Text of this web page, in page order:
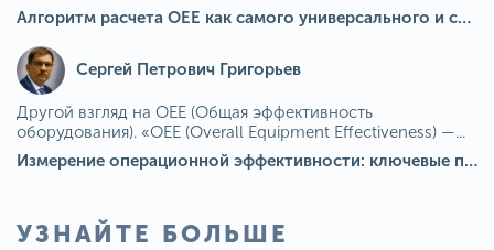
Алгоритм расчета ОЕЕ как самого универсального и современного показателя эффективности оборудования в мире
Сергей Петрович Григорьев
Другой взгляд на OEE (Общая эффективность
оборудования). «OEE (Overall Equipment Effectiveness) —...
Измерение операционной эффективности: ключевые показатели для непрерывного совершенствования
УЗНАЙТЕ БОЛЬШЕ